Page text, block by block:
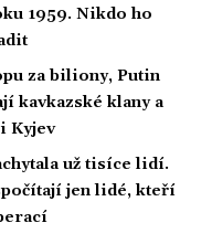
1959. Nikdo ho
za biliony, Putin
kavkazské klany a
Kyjev
už tisíce lidí.
jen lidé, kteří